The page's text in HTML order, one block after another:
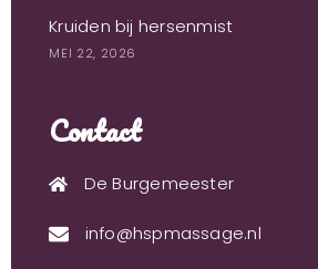
Kruiden bij hersenmist
MEI 22, 2026
Contact
De Burgemeester
info@hspmassage.nl